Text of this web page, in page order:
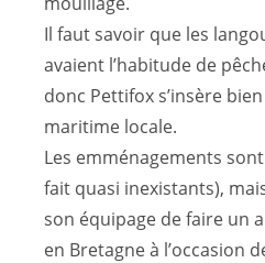
Il faut savoir que les
avaient l’habitude de
donc Pettifox s’insère
maritime locale.
Les emménagements
fait quasi inexistants),
son équipage de faire un
en Bretagne à l’occasion